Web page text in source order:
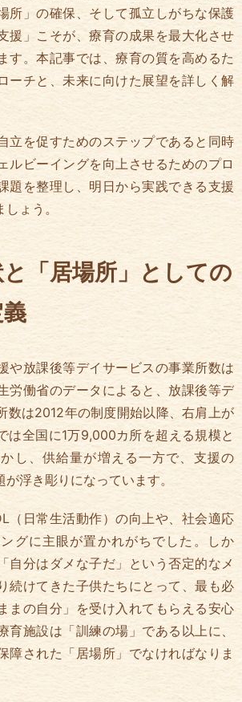
所」の確保、そして孤立しがちな保護
援」こそが、療育の成果を最大化させ
す。本記事では、療育の質を高めるた
ーチと、未来に向けた展望を詳しく解
立を促すためのステップであると同時
ルビーイングを向上させるためのプロ
題を整理し、明日から実践できる支援
ょう。
「居場所」としての
や放課後等デイサービスの事業所数は
労働省のデータによると、放課後等デ
数は2012年の制度開始以降、右肩上が
は全国に1万9,000カ所を超える規模と
し、供給量が増える一方で、支援の
が浮き彫りになっています。
（日常生活動作）の向上や、社会適応
グに主眼が置かれがちでした。しか
自分はダメな子だ」という否定的なメ
続けてきた子供たちにとって、最も必
まの自分」を受け入れてもらえる安心
育施設は「訓練の場」である以上に、
障された「居場所」でなければなりま